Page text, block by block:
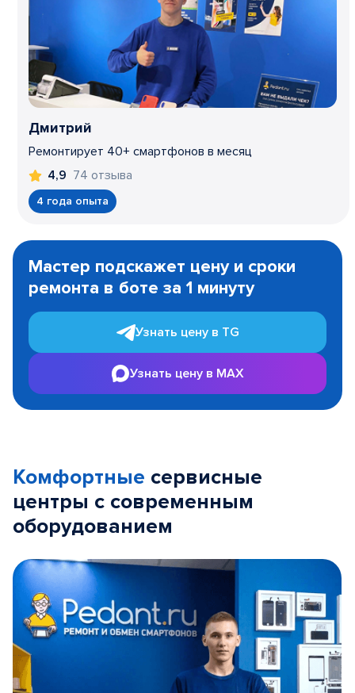
Дмитрий
Ремонтирует 40+ смартфонов в месяц
4,9 74 отзыва
4 года опыта
1
Мастер подскажет цену и сроки
ремонта в боте за 1 минуту
Узнать цену в TG
Узнать цену в MAX
Комфортные сервисные
центры с современным
оборудованием